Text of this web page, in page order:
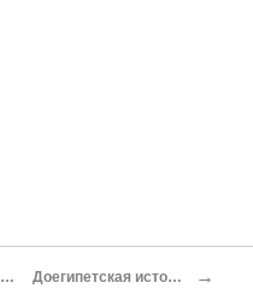
3.3.1. Религиозная система иудаизма Доегипетская история →